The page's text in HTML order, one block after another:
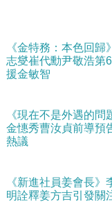
《金特務：本色回歸
志燮崔代勳尹敬浩第
援金敏智
《現在不是外遇的問
金憓秀曹汝貞前導預
熱議
《新進社員姜會長》
明詮釋姜方吉引發關